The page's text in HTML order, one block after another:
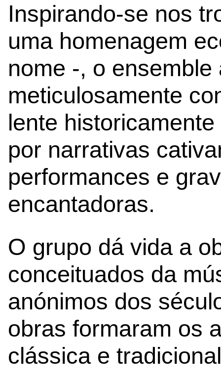
Inspirando-se nos
uma homenagem
nome -, o
meticulosamente
lente
por narrativas
performances e
encantadoras.
O grupo dá vida a
conceituados da
anónimos dos
obras formaram os
clássica e